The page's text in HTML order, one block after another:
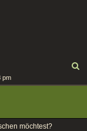
pm
möchtest?